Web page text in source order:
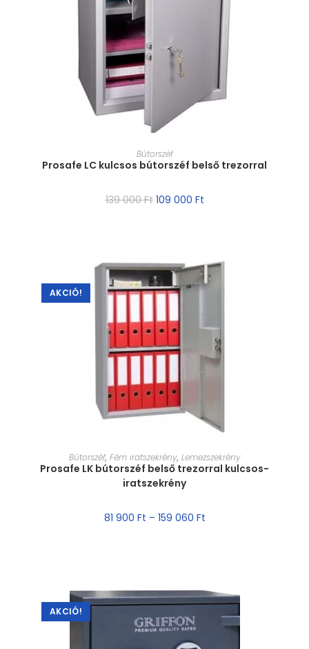
MÉRET VÁLASZTÁSA
Bútorszéf
Prosafe LC kulcsos bútorszéf belső trezorral
139 000Ft 109 000 Ft
AKCIÓ!
MÉRET VÁLASZTÁSA
Bútorszéf, Fém iratszekrény, Lemezszekrény
Prosafe LK bútorszéf belső trezorral kulcsos-
iratszekrény
81 900 Ft – 159 060 Ft
AKCIÓ!